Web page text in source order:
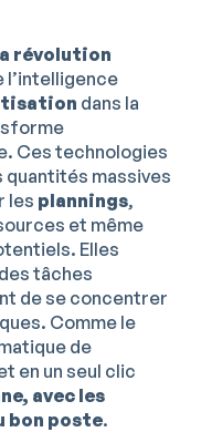
révolution
l’intelligence
dans la
Ces technologies
quantités massives
les plannings,
et même
Elles
tâches
de se concentrer
Comme le
de
en un seul clic
avec les
bon poste.